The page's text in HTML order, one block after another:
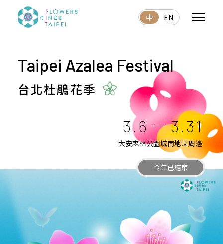
中 EN
Taipei Azalea Festival
台北杜鵑花季
3.6 3.31
大安森林公園城南地區周邊